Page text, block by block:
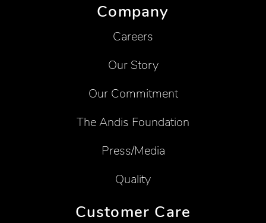
Company
Careers
Our Story
Our Commitment
The Andis Foundation
Press/Media
Quality
Customer Care